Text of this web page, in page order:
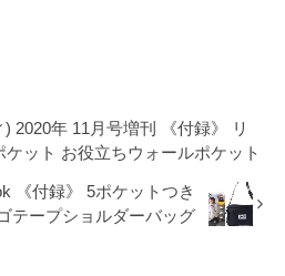
2020年 11月号増刊 《付録》 リ
ケット お役立ちウォールポケット
《付録》 5ポケットつき
テープショルダーバッグ